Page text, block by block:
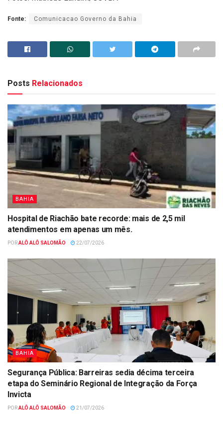
Fonte: Comunicacao Governo da Bahia
Posts Relacionados
BAHIA
Hospital de Riachão bate recorde: mais de 2,5 mil
atendimentos em apenas um mês.
PORALÔ ALÔ SALOMÃO 22/07/2026
BAHIA
Segurança Pública: Barreiras sedia décima terceira
etapa do Seminário Regional de Integração da Força
Invicta
PORALÔ ALÔ SALOMÃO 21/07/2026